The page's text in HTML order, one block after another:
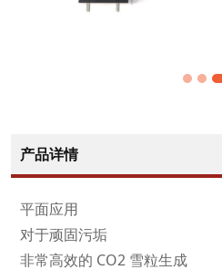
产品详情
平面应用
对于顽固污垢
非常高效的 CO2 雪粒生成